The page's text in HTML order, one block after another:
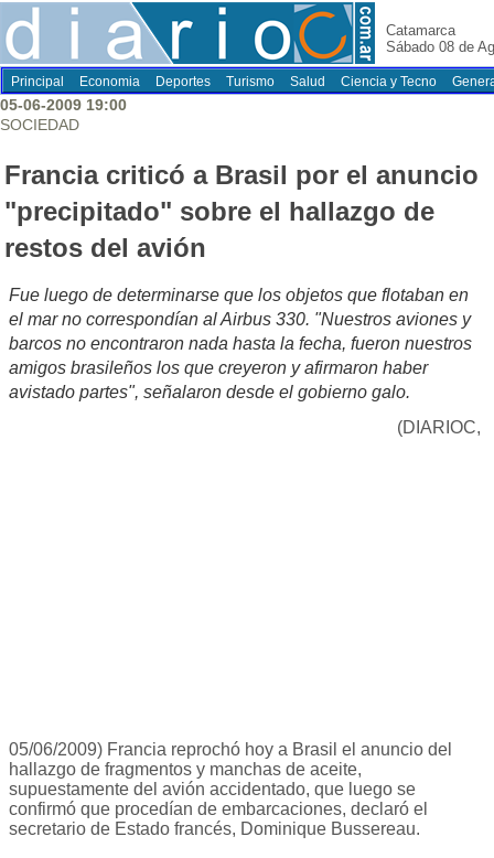
Catamarca
Sábado 08 de
Principal Economia Deportes Turismo Salud Ciencia y Tecno
05-06-2009 19:00
SOCIEDAD
Francia criticó a Brasil por el anuncio
"precipitado" sobre el hallazgo de
restos del avión
Fue luego de determinarse que los objetos que flotaban en
el mar no correspondían al Airbus 330. "Nuestros aviones y
barcos no encontraron nada hasta la fecha, fueron nuestros
amigos brasileños los que creyeron y afirmaron haber
avistado partes", señalaron desde el gobierno galo.
(DIARIOC,
05/06/2009) Francia reprochó hoy a Brasil el anuncio del
hallazgo de fragmentos y manchas de aceite,
supuestamente del avión accidentado, que luego se
confirmó que procedían de embarcaciones, declaró el
secretario de Estado francés, Dominique Bussereau.